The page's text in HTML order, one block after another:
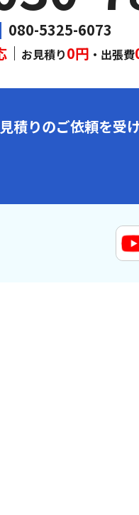
080-5325-6073
｜ お見積り0円 ・出張費
積りのご依頼を受